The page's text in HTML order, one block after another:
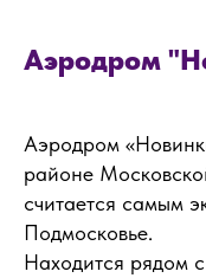
Аэродром
Аэродром
районе
считается самым
Подмосковье.
Находится рядом